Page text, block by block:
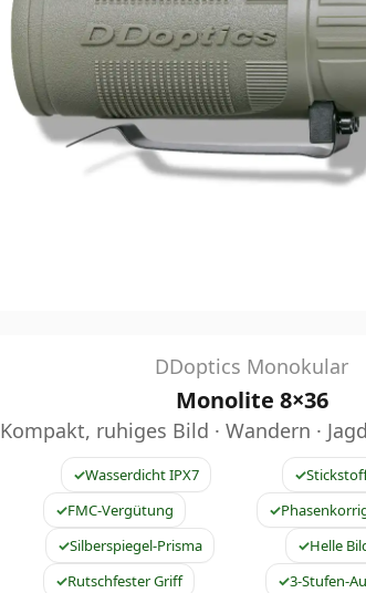
DDoptics Monokular
Monolite 8×36
Kompakt, ruhiges Bild · Wandern ·
Wasserdicht IPX7
FMC-Vergütung
Silberspiegel-Prisma
Helle
Rutschfester Griff
3-Stufen-